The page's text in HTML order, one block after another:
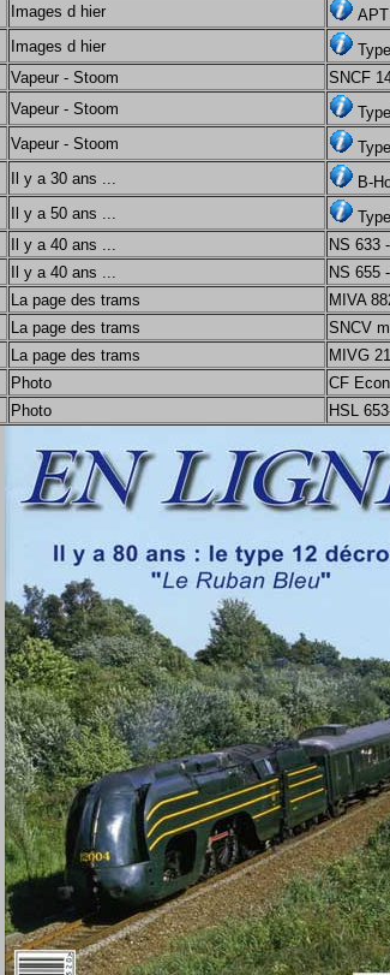
Images d hier
Images d hier
Vapeur - Stoom
SNCF
Vapeur - Stoom
Vapeur - Stoom
Il y a 30 ans ...
B-
Il y a 50 ans ...
Il y a 40 ans ...
NS 633
Il y a 40 ans ...
NS 655
La page des trams
MIVA
La page des trams
SNCV
La page des trams
MIVG
Photo
CF
Photo HSL